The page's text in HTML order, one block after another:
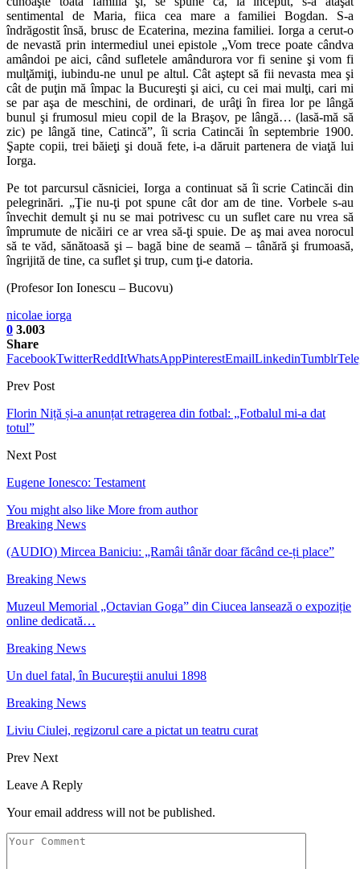
sentimental de Maria, fiica cea mare a familiei Bogdan. S-a
îndrăgostit însă, brusc de Ecaterina, mezina familiei. Iorga a cerut-o
de nevastă prin intermediul unei epistole „Vom trece poate cândva
amândoi pe aici, când sufletele amândurora vor fi senine şi vom fi
mulţămiţi, iubindu-ne unul pe altul. Cât aştept să fii nevasta mea şi
cât de puţin mă împac la Bucureşti şi aici, cu cei mai mulţi, cari mi
se par aşa de meschini, de ordinari, de urâţi în firea lor pe lângă
bunul şi frumosul mieu copil de la Braşov, pe lângă… (lasă-mă să
zic) pe lângă tine, Catincă”, îi scria Catincăi în septembrie 1900.
Şapte copii, trei băieţi şi două fete, i-a dăruit partenera de viaţă lui
Iorga.
Pe tot parcursul căsniciei, Iorga a continuat să îi scrie Catincăi din
pelegrinări. „Ţie nu-ţi pot spune cât dor am de tine. Vorbele s-au
învechit demult şi nu se mai potrivesc cu un suflet care nu vrea să
împrumute de nicăiri ce ar vrea să-ţi spuie. De aş mai avea norocul
să te văd, sănătoasă şi – bagă bine de seamă – tânără şi frumoasă,
îngrijită de tine, ca suflet şi trup, cum ţi-e datoria.
(Profesor Ion Ionescu – Bucovu)
nicolae iorga
0 3.003
Share
FacebookTwitterReddItWhatsAppPinterestEmailLinkedinTumblr
Prev Post
Florin Niță și-a anunțat retragerea din fotbal: „Fotbalul mi-a dat
totul”
Next Post
Eugene Ionesco: Testament
You might also like More from author
Breaking News
(AUDIO) Mircea Baniciu: „Ramâi tânăr doar făcând ce-ți place”
Breaking News
Muzeul Memorial „Octavian Goga” din Ciucea lansează o expoziție
online dedicată…
Breaking News
Un duel fatal, în Bucureştii anului 1898
Breaking News
Liviu Ciulei, regizorul care a pictat un teatru curat
Prev Next
Leave A Reply
Your email address will not be published.